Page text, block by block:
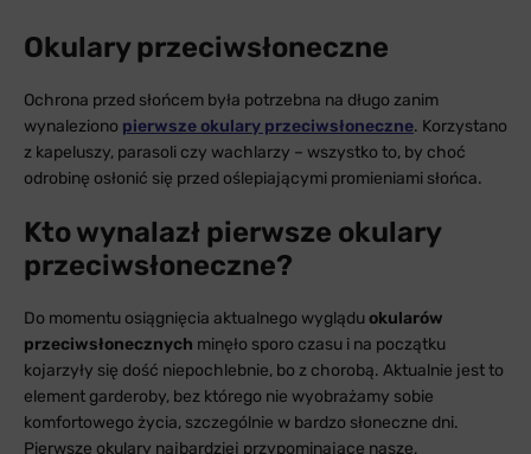
Okulary przeciwsłoneczne
Ochrona przed słońcem była potrzebna na długo zanim
wynaleziono pierwsze okulary przeciwsłoneczne. Korzystano
z kapeluszy, parasoli czy wachlarzy – wszystko to, by choć
odrobinę osłonić się przed oślepiającymi promieniami słońca.
Kto wynalazł pierwsze okulary
przeciwsłoneczne?
Do momentu osiągnięcia aktualnego wygląduokularów
przeciwsłonecznych minęło sporo czasu i na początku
kojarzyły się dość niepochlebnie, bo z chorobą. Aktualnie jest to
element garderoby, bez którego nie wyobrażamy sobie
komfortowego życia, szczególnie w bardzo słoneczne dni.
Pierwsze okulary najbardziej przypominające nasze,